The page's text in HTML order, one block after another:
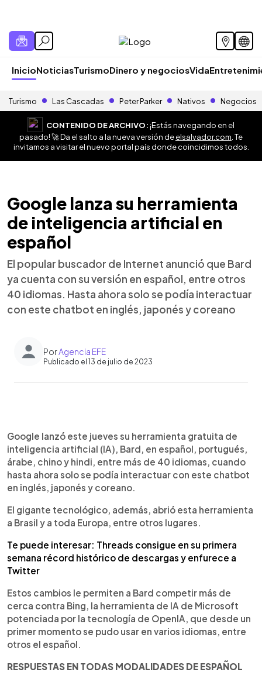
InicioNoticiasTurismoDinero y negociosVida
Turismo Las Cascadas Peter Parker Nativos Negocios
CONTENIDO DE ARCHIVO:¡Estás navegando en el
pasado! 🚀 Da el salto a la nueva versión deelsalvador.com . Te
invitamos a visitar el nuevo portal país donde coincidimos todos.
Google lanza su herramienta
de inteligencia artificial en
español
El popular buscador de Internet anunció que Bard
ya cuenta con su versión en español, entre otros
40 idiomas. Hasta ahora solo se podía interactuar
con este chatbot en inglés, japonés y coreano
PorAgencia EFE
Publicado el 13 de julio de 2023
► Escuchar artículo
Google lanzó este jueves su herramienta gratuita de
inteligencia artificial (IA), Bard, en español, portugués,
árabe, chino y hindi, entre más de 40 idiomas, cuando
hasta ahora solo se podía interactuar con este chatbot
en inglés, japonés y coreano.
El gigante tecnológico, además, abrió esta herramienta
a Brasil y a toda Europa, entre otros lugares.
Te puede interesar: Threads consigue en su primera
semana récord histórico de descargas y enfurece a
Twitter
Estos cambios le permiten a Bard competir más de
cerca contra Bing, la herramienta de IA de Microsoft
potenciada por la tecnología de OpenIA, que desde un
primer momento se pudo usar en varios idiomas, entre
otros el español.
RESPUESTAS EN TODAS MODALIDADES DE ESPAÑOL